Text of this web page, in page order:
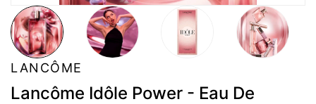
LANCÔME
Lancôme Idôle Power - Eau De